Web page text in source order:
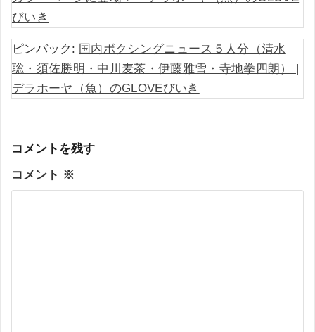
びいき
ピンバック: 国内ボクシングニュース５人分（清水
聡・須佐勝明・中川麦茶・伊藤雅雪・寺地拳四朗） |
デラホーヤ（魚）のGLOVEびいき
コメントを残す
コメント ※